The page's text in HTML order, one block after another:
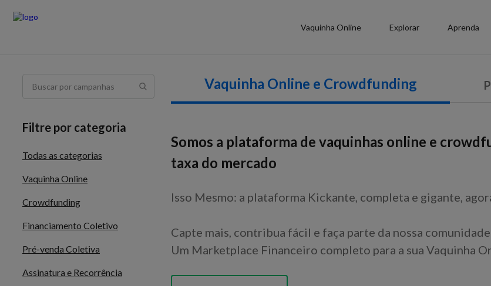
Vaquinha Online Explorar Aprenda
Vaquinha Online e Crowdfunding
Somos a plataforma de vaquinhas online e
taxa do mercado
Isso Mesmo: a plataforma Kickante, completa e gigante,
Capte mais, contribua fácil e faça parte da nossa
Um Marketplace Financeiro completo para a sua Vaquinha
Filtre por categoria
Todas as categorias
Vaquinha Online
Crowdfunding
Financiamento Coletivo
Pré-venda Coletiva
Assinatura e Recorrência